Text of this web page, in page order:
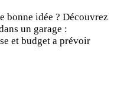
bonne idée ? Découvrez
un garage :
et budget a prévoir